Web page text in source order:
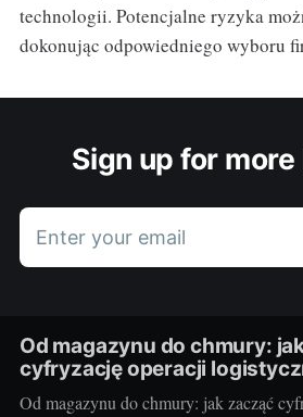
technologii. Potencjalne ryzyka
dokonując odpowiedniego wyboru
Sign up for
Enter your email
Od magazynu do chmury:
cyfryzację operacji
Od magazynu do chmury: jak zacząć